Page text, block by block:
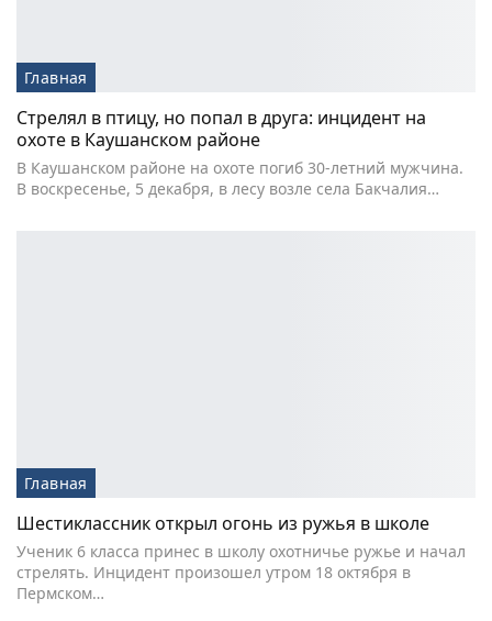
Главная
Стрелял в птицу, но попал в друга: инцидент на
охоте в Каушанском районе
В Каушанском районе на охоте погиб 30-летний мужчина.
В воскресенье, 5 декабря, в лесу возле села Бакчалия…
Главная
Шестиклассник открыл огонь из ружья в школе
Ученик 6 класса принес в школу охотничье ружье и начал
стрелять. Инцидент произошел утром 18 октября в
Пермском…